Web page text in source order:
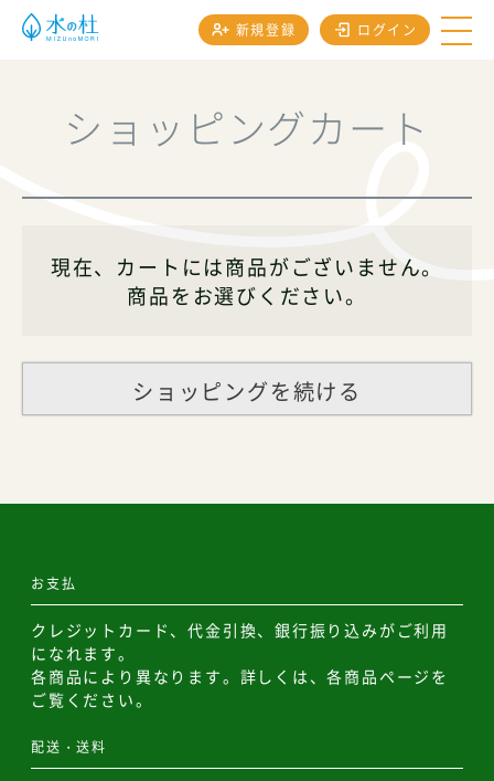
新規登録 ログイン
ショッピングカート
現在、カートには商品がございません。
商品をお選びください。
ショッピングを続ける
お支払
クレジットカード、代金引換、銀行振り込みがご利用
になれます。
各商品により異なります。詳しくは、各商品ページを
ご覧ください。
配送・送料